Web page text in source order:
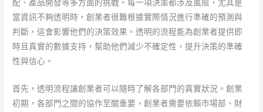
配、產品開發等多方面的挑戰。每一項決策都涉及風險，尤其是
當資訊不夠透明時，創業者很難根據實際情況進行準確的預測與
判斷，這會影響他們的決策效果。透明的流程能為創業者提供即
時且真實的數據支持，幫助他們減少不確定性，提升決策的準確
性與信心。
首先，透明流程讓創業者可以隨時了解各部門的真實狀況。創業
初期，各部門之間的協作至關重要，創業者需要依賴市場部、財